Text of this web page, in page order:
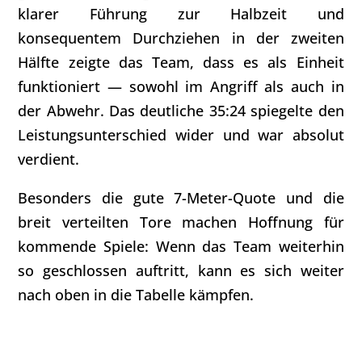
klarer Führung zur Halbzeit und
konsequentem Durchziehen in der zweiten
Hälfte zeigte das Team, dass es als Einheit
funktioniert — sowohl im Angriff als auch in
der Abwehr. Das deutliche 35:24 spiegelte den
Leistungsunterschied wider und war absolut
verdient.
Besonders die gute 7-Meter-Quote und die
breit verteilten Tore machen Hoffnung für
kommende Spiele: Wenn das Team weiterhin
so geschlossen auftritt, kann es sich weiter
nach oben in die Tabelle kämpfen.